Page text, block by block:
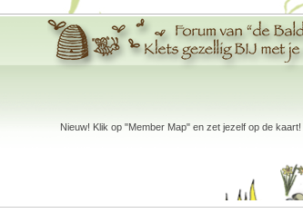
Nieuw! Klik op "Member Map" en zet jezelf op de kaart!